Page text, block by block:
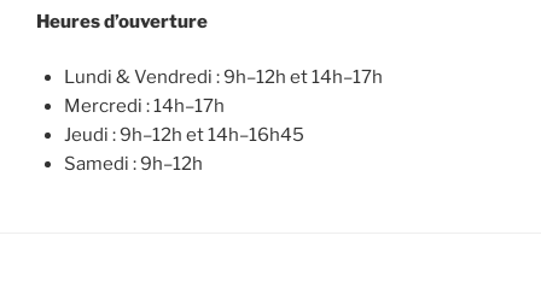
Heures d’ouverture
Lundi & Vendredi : 9h–12h et 14h–17h
Mercredi : 14h–17h
Jeudi : 9h–12h et 14h–16h45
Samedi : 9h–12h